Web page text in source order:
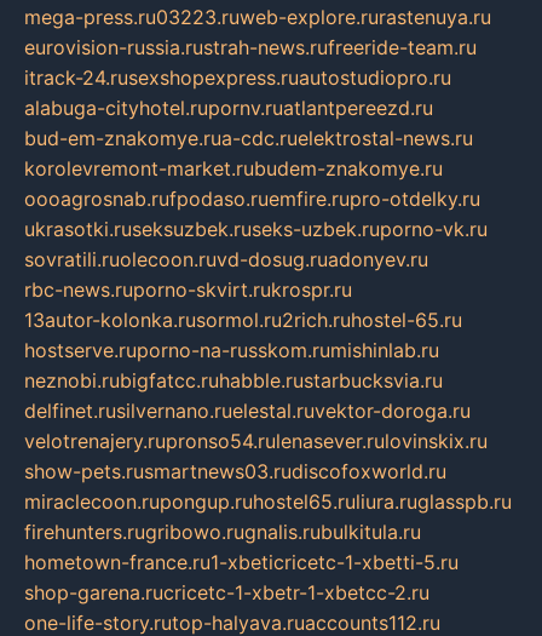
mega-press.ru03223.ruweb-explore.rurastenuya.ru
eurovision-russia.rustrah-news.rufreeride-team.ru
itrack-24.rusexshopexpress.ruautostudiopro.ru
alabuga-cityhotel.rupornv.ruatlantpereezd.ru
bud-em-znakomye.rua-cdc.ruelektrostal-news.ru
korolevremont-market.rubudem-znakomye.ru
oooagrosnab.rufpodaso.ruemfire.rupro-otdelky.ru
ukrasotki.ruseksuzbek.ruseks-uzbek.ruporno-vk.ru
sovratili.ruolecoon.ruvd-dosug.ruadonyev.ru
rbc-news.ruporno-skvirt.rukrospr.ru
13autor-kolonka.rusormol.ru2rich.ruhostel-65.ru
hostserve.ruporno-na-russkom.rumishinlab.ru
neznobi.rubigfatcc.ruhabble.rustarbucksvia.ru
delfinet.rusilvernano.ruelestal.ruvektor-doroga.ru
velotrenajery.rupronso54.rulenasever.rulovinskix.ru
show-pets.rusmartnews03.rudiscofoxworld.ru
miraclecoon.rupongup.ruhostel65.ruliura.ruglasspb.ru
firehunters.rugribowo.rugnalis.rubulkitula.ru
hometown-france.ru1-xbeticricetc-1-xbetti-5.ru
shop-garena.rucricetc-1-xbetr-1-xbetcc-2.ru
one-life-story.rutop-halyava.ruaccounts112.ru